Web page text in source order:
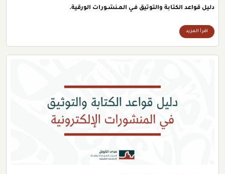
دليل قواعد الكتابة والتوثيق فـي المـنشـورات الورقية.
اقرأ المزيد